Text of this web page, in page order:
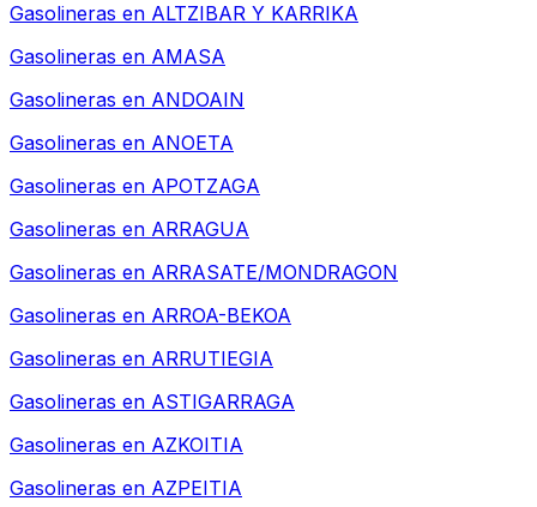
Gasolineras en ALTZIBAR Y KARRIKA
Gasolineras en AMASA
Gasolineras en ANDOAIN
Gasolineras en ANOETA
Gasolineras en APOTZAGA
Gasolineras en ARRAGUA
Gasolineras en ARRASATE/MONDRAGON
Gasolineras en ARROA-BEKOA
Gasolineras en ARRUTIEGIA
Gasolineras en ASTIGARRAGA
Gasolineras en AZKOITIA
Gasolineras en AZPEITIA